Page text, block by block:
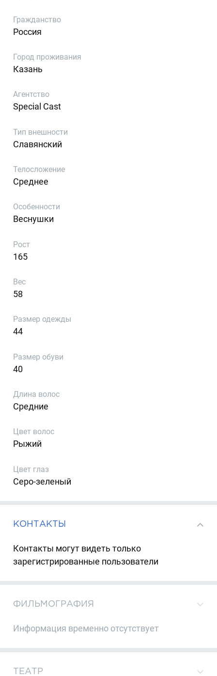
Гражданство
Россия
Город проживания
Казань
Агентство
Special Cast
Тип внешности
Славянский
Телосложение
Среднее
Особенности
Веснушки
Рост
165
Вес
58
Размер одежды
44
Размер обуви
40
Длина волос
Средние
Цвет волос
Рыжий
Цвет глаз
Серо-зеленый
КОНТАКТЫ
Контакты могут видеть только
зарегистрированные пользователи
ФИЛЬМОГРАФИЯ
Информация временно отсутствует
ТЕАТР